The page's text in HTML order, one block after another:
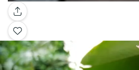
Galerie